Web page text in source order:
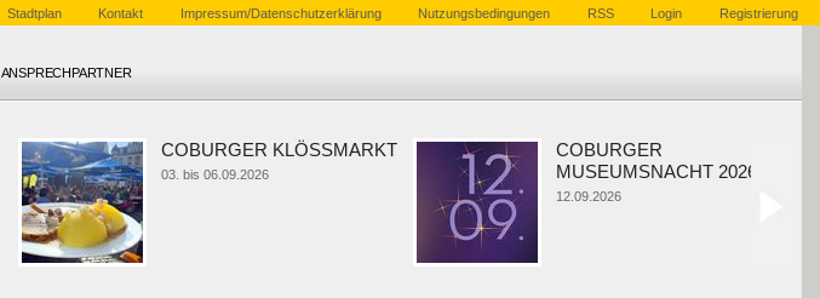
Stadtplan Kontakt Impressum/Datenschutzerklärung Nutzungsbedingungen RSS Login Registrierung
ANSPRECHPARTNER
COBURGER KLÖSSMARKT
03. bis 06.09.2026
COBURGER
MUSEUMSNACHT 2026
12.09.2026